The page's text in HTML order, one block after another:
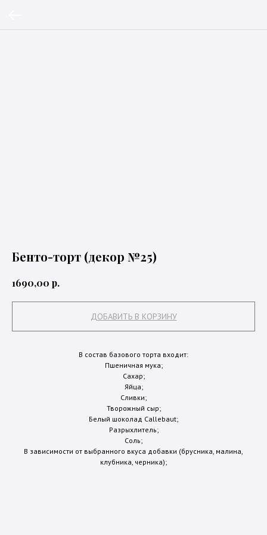
Бенто-торт (декор №25)
1690,00 р.
ДОБАВИТЬ В КОРЗИНУ
В состав базового торта входит:
Пшеничная мука;
Сахар;
Яйца;
Сливки;
Творожный сыр;
Белый шоколад Callebaut;
Разрыхлитель;
Соль;
В зависимости от выбранного вкуса добавки (брусника, малина,
клубника, черника);